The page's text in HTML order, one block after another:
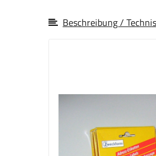
Beschreibung /